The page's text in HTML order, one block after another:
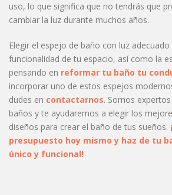
uso, lo que significa que no tendrás que
cambiar la luz durante muchos años.
Elegir el espejo de baño con luz
funcionalidad de tu espacio, así como la
pensando en reformar tu baño tu
incorporar uno de estos espejos
dudes en contactarnos. Somos
baños y te ayudaremos a elegir los
diseños para crear el baño de tus sueños.
presupuesto hoy mismo y haz de tu
único y funcional!